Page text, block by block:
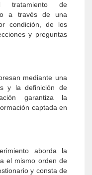
tratamiento de
a través de una
condición, de los
y preguntas
mediante una
y la definición de
garantiza la
captada en
aborda la
el mismo orden de
y consta de